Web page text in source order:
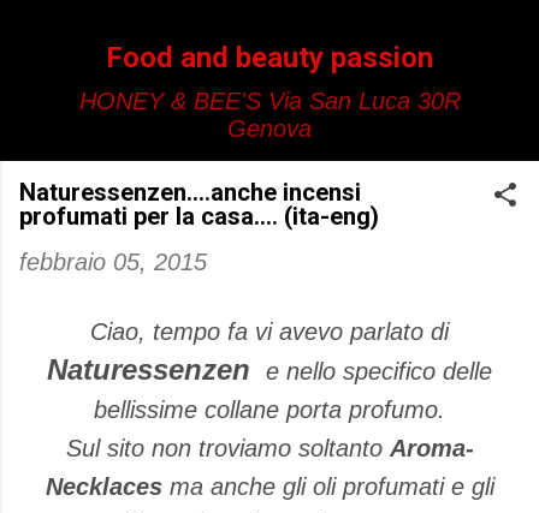
Food and beauty passion
HONEY & BEE'S Via San Luca 30R
Genova
Naturessenzen....anche incensi
profumati per la casa.... (ita-eng)
febbraio 05, 2015
Ciao, tempo fa vi avevo parlato di
Naturessenzen
e nello specifico delle
bellissime collane porta profumo.
Sul sito non troviamo soltanto Aroma-
Necklacesma anche gli oli profumati e gli